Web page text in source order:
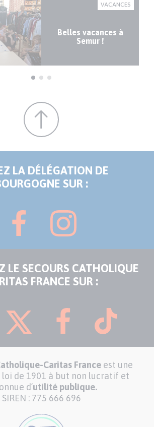
VACANCES
Belles vacances à
Semur !
LA DÉLÉGATION DE
SUR :
LE SECOURS CATHOLIQUE
FRANCE SUR :
Caritas France est une
loi de 1901 à but non lucratif et
d’utilité publique.
SIREN : 775 666 696